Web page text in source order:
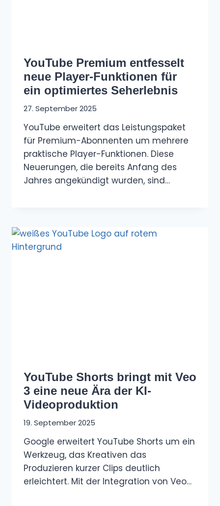
YouTube Premium entfesselt
neue Player-Funktionen für
ein optimiertes Seherlebnis
27. September 2025
YouTube erweitert das Leistungspaket
für Premium-Abonnenten um mehrere
praktische Player-Funktionen. Diese
Neuerungen, die bereits Anfang des
Jahres angekündigt wurden, sind…
YouTube Shorts bringt mit Veo
3 eine neue Ära der KI-
Videoproduktion
19. September 2025
Google erweitert YouTube Shorts um ein
Werkzeug, das Kreativen das
Produzieren kurzer Clips deutlich
erleichtert. Mit der Integration von Veo…